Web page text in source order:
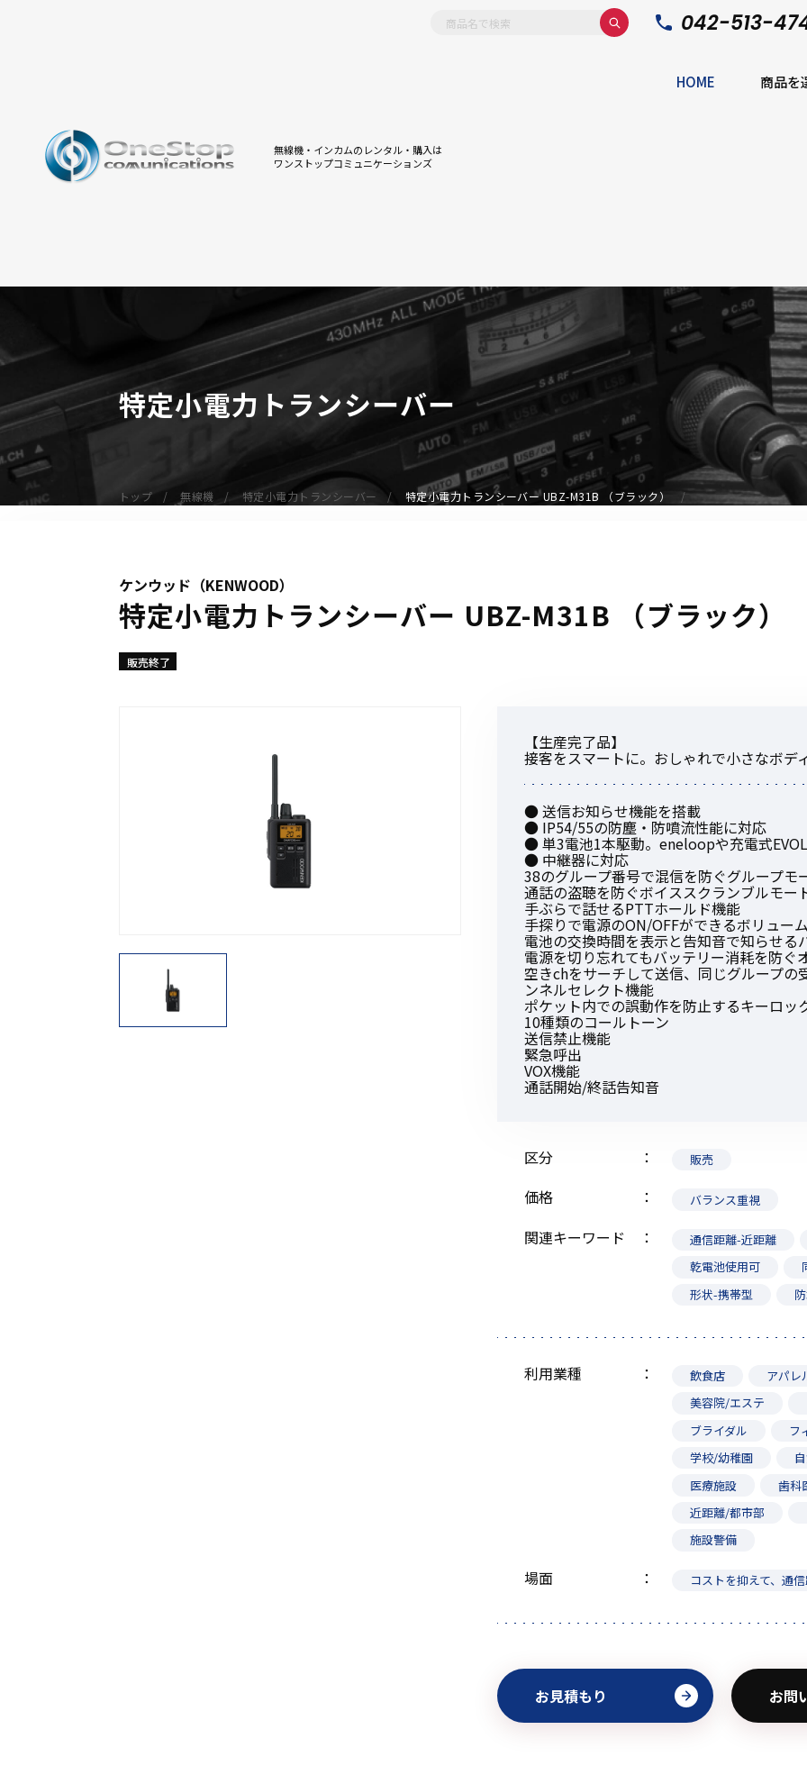
無線機・インカムのレンタル・購入は
ワンストップコミュニケーションズ
042-513-
HOME 商品を
無線機
デジタル無線機（登録局）
デジタル無線機（免許局）
受信機（レシーバー）
アマチュア無線機
オーダーコール
アクセサリー
イヤホンマイク
スピーカーマイク
イヤホン
ベルトクリップ
その他アクセサリー
初めてご利用の方
金額から探す
販売商品から探す
特定小電力トランシーバー
トップ 無線機 特定小電力トランシーバー 特定小電力トランシーバー UBZ-M31B （ブラック）
ケンウッド（KENWOOD）
特定小電力トランシーバー UBZ-M31B （ブラック）
販売終了
【生産完了品】
接客をスマートに。おしゃれで小さなボデ
● 送信お知らせ機能を搭載
● IP54/55の防塵・防噴流性能に対応
● 単3電池1本駆動。eneloopや充電式
● 中継器に対応
38のグループ番号で混信を防ぐグループモ
通話の盗聴を防ぐボイススクランブルモー
手ぶらで話せるPTTホールド機能
手探りで電源のON/OFFができるボリュー
電池の交換時間を表示と告知音で知らせる
電源を切り忘れてもバッテリー消耗を防ぐ
空きchをサーチして送信、同じグループ
ンネルセレクト機能
ポケット内での誤動作を防止するキーロッ
10種類のコールトーン
送信禁止機能
緊急呼出
VOX機能
通話開始/終話告知音
区分 販売
価格 バランス重視
関連キーワード
通信距離-近距離
乾電池使用可
形状-携帯型
利用業種 飲食店
アパレ
美容院/エステ
ブライダル
フ
学校/幼稚園
医療施設
歯科
近距離/都市部
施設警備
場面 コストを抑えて、通
お見積もり お問